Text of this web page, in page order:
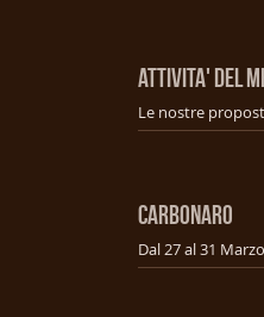
ATTIVITA' DEL
Le nostre
CARBONARO